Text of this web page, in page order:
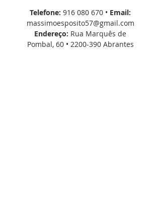
Telefone: 916 080 670 • Email:
massimoesposito57@gmail.com
Endereço: Rua Marquês de
Pombal, 60 • 2200-390Abrantes